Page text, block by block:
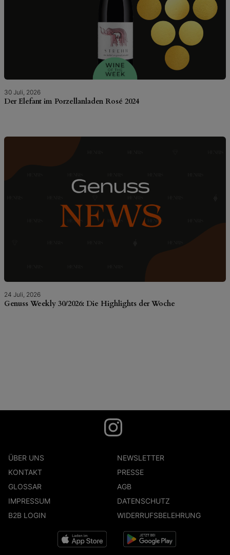
30 Juli, 2026
Der Elefant im Porzellanladen Rosé 2024
24 Juli, 2026
Genuss Weekly 30/2026: Die Highlights der Woche
ÜBER UNS
NEWSLETTER
KONTAKT
PRESSE
GLOSSAR
AGB
IMPRESSUM
DATENSCHUTZ
B2B LOGIN
WIDERRUFSBELEHRUNG